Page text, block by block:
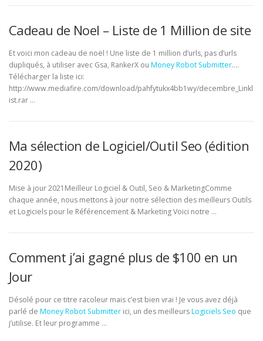
Cadeau de Noel – Liste de 1 Million de site
Et voici mon cadeau de noël ! Une liste de 1 million d’urls, pas d’urls
dupliqués, à utiliser avec Gsa, RankerX ou Money Robot Submitter….
Télécharger la liste ici:
http://www.mediafire.com/download/pahfytukx4bb1wy/decembre_Linkl
ist.rar …
Ma sélection de Logiciel/Outil Seo (édition
2020)
Mise à jour 2021Meilleur Logiciel & Outil, Seo & MarketingComme
chaque année, nous mettons à jour notre sélection des meilleurs Outils
et Logiciels pour le Référencement & Marketing Voici notre ...
Comment j’ai gagné plus de $100 en un
Jour
Désolé pour ce titre racoleur mais c’est bien vrai ! Je vous avez déjà
parlé de Money Robot Submitter ici, un des meilleursLogiciels Seo que
j’utilise. Et leur programme …